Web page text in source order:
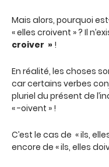
Mais alors, pourquoi
« elles croivent » ? Il
croiver » !
En réalité, les choses
car certains verbes
pluriel du présent de
« -oivent » !
C’est le cas de « ils,
encore de « ils, elles